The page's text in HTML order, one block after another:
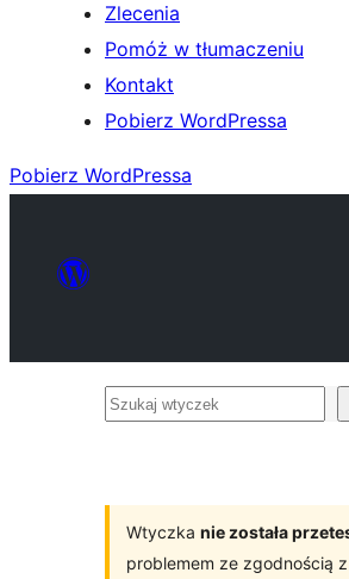
Zlecenia
Pomóż w tłumaczeniu
Kontakt
Pobierz WordPressa
Pobierz WordPressa
Szukaj
Wtyczka nie została
problemem ze zgodnością